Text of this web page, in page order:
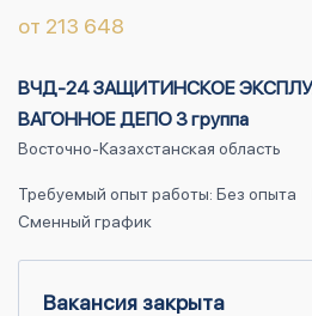
от 213 648
ВЧД-24 ЗАЩИТИНСКОЕ
ВАГОННОЕ ДЕПО 3 группа
Восточно-Казахстанская область
Требуемый опыт работы: Без опыта
Сменный график
Вакансия закрыта